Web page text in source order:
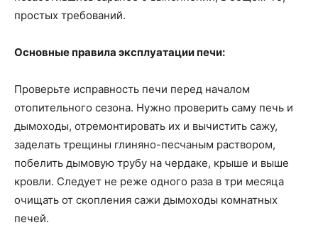
простых требований.
Основные правила эксплуатации печи:
Проверьте исправность печи перед началом
отопительного сезона. Нужно проверить саму печь и
дымоходы, отремонтировать их и вычистить сажу,
заделать трещины глиняно-песчаным раствором,
побелить дымовую трубу на чердаке, крыше и выше
кровли. Следует не реже одного раза в три месяца
очищать от скопления сажи дымоходы комнатных
печей.